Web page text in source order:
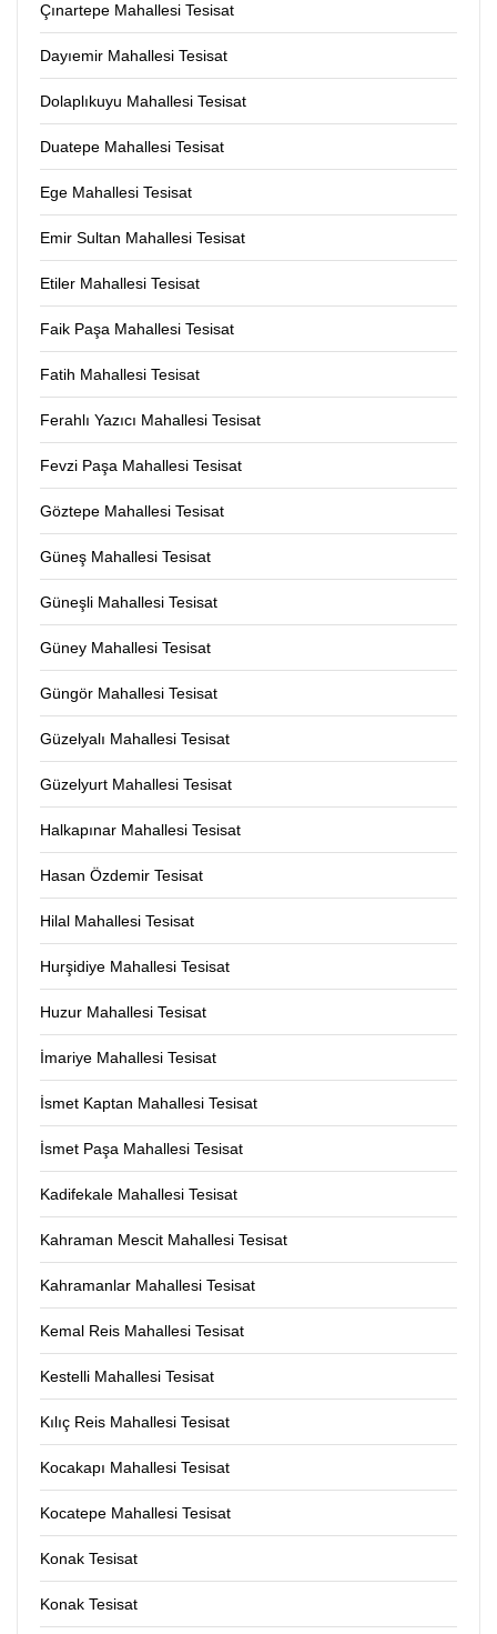
Çınartepe Mahallesi Tesisat
Dayıemir Mahallesi Tesisat
Dolaplıkuyu Mahallesi Tesisat
Duatepe Mahallesi Tesisat
Ege Mahallesi Tesisat
Emir Sultan Mahallesi Tesisat
Etiler Mahallesi Tesisat
Faik Paşa Mahallesi Tesisat
Fatih Mahallesi Tesisat
Ferahlı Yazıcı Mahallesi Tesisat
Fevzi Paşa Mahallesi Tesisat
Göztepe Mahallesi Tesisat
Güneş Mahallesi Tesisat
Güneşli Mahallesi Tesisat
Güney Mahallesi Tesisat
Güngör Mahallesi Tesisat
Güzelyalı Mahallesi Tesisat
Güzelyurt Mahallesi Tesisat
Halkapınar Mahallesi Tesisat
Hasan Özdemir Tesisat
Hilal Mahallesi Tesisat
Hurşidiye Mahallesi Tesisat
Huzur Mahallesi Tesisat
İmariye Mahallesi Tesisat
İsmet Kaptan Mahallesi Tesisat
İsmet Paşa Mahallesi Tesisat
Kadifekale Mahallesi Tesisat
Kahraman Mescit Mahallesi Tesisat
Kahramanlar Mahallesi Tesisat
Kemal Reis Mahallesi Tesisat
Kestelli Mahallesi Tesisat
Kılıç Reis Mahallesi Tesisat
Kocakapı Mahallesi Tesisat
Kocatepe Mahallesi Tesisat
Konak Tesisat
Konak Tesisat